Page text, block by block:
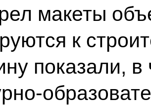
макеты
к
показали, в